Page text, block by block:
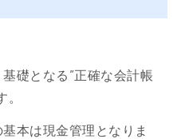
礎となる”正確な会計帳
本は現金管理となりま